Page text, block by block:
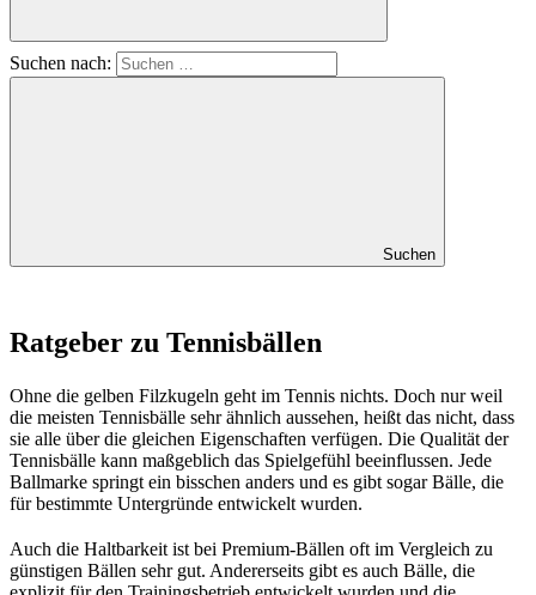
Suchen nach:
Suchen
Ratgeber zu Tennisbällen
Ohne die gelben Filzkugeln geht im Tennis nichts. Doch nur weil
die meisten Tennisbälle sehr ähnlich aussehen, heißt das nicht, dass
sie alle über die gleichen Eigenschaften verfügen. Die Qualität der
Tennisbälle kann maßgeblich das Spielgefühl beeinflussen. Jede
Ballmarke springt ein bisschen anders und es gibt sogar Bälle, die
für bestimmte Untergründe entwickelt wurden.
Auch die Haltbarkeit ist bei Premium-Bällen oft im Vergleich zu
günstigen Bällen sehr gut. Andererseits gibt es auch Bälle, die